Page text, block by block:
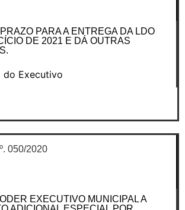
PARA A ENTREGA DA LDO
DE 2021 E DÁ OUTRAS
do Executivo
050/2020
EXECUTIVO MUNICIPAL A